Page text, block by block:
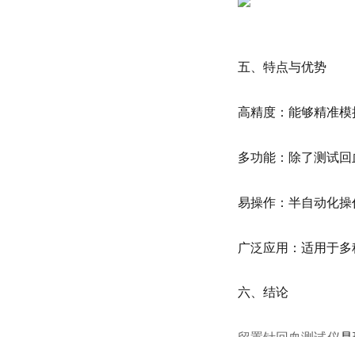
五、特点与优势
高精度：能够精准
多功能：除了测试
易操作：半自动化
广泛应用：适用于
六、结论